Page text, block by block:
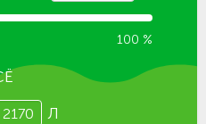
100 %
Л